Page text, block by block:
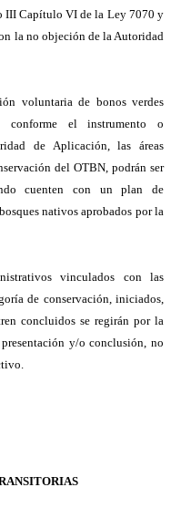
III Capítulo VI de la Ley 7070 y
la no objeción de la Autoridad
voluntaria de bonos verdes
conforme el instrumento o
de Aplicación, las áreas
del OTBN, podrán ser
cuenten con un plan de
nativos aprobados por la
vinculados con las
de conservación, iniciados,
concluidos se regirán por la
y/o conclusión, no